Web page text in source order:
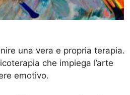
una vera e propria terapia.
che impiega l’arte
emotivo.